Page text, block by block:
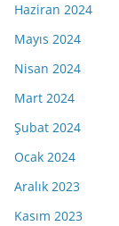
Haziran 2024
Mayıs 2024
Nisan 2024
Mart 2024
Şubat 2024
Ocak 2024
Aralık 2023
Kasım 2023